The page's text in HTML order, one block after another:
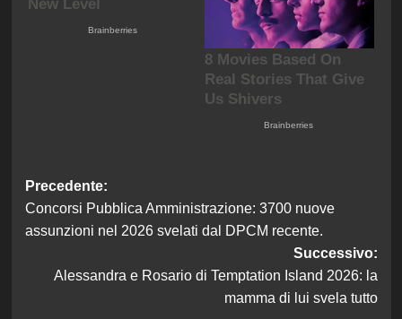
Navigazione
articolo
Precedente:
Concorsi Pubblica Amministrazione: 3700 nuove
assunzioni nel 2026 svelati dal DPCM recente.
Successivo:
Alessandra e Rosario di Temptation Island 2026: la
mamma di lui svela tutto